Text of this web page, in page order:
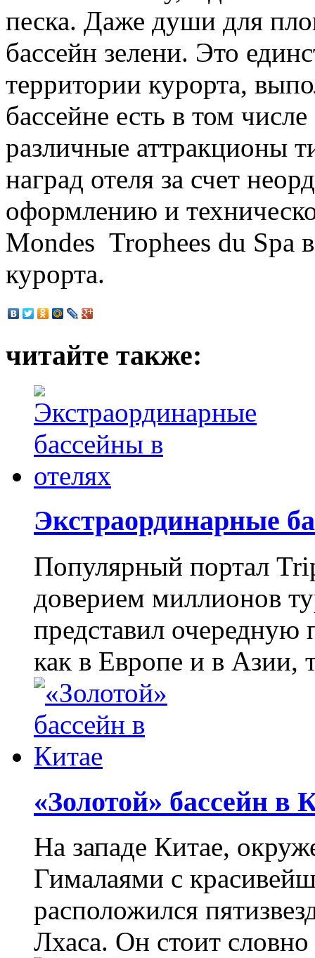
песка. Даже души для
бассейн зелени. Это
территории курорта,
бассейне есть в том
различные аттракционы
наград отеля за счет
оформлению и
Mondes Trophees du Spa
курорта.
читайте также:
Экстраординарные
Популярный портал
доверием миллионов
представил очередную
как в Европе и в Азии,
«Золотой» бассейн в
На западе Китае,
Гималаями с
расположился
Лхаса. Он стоит